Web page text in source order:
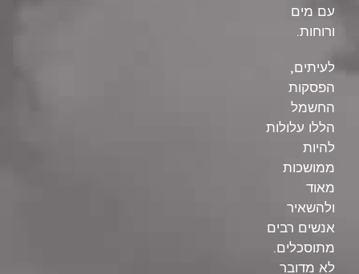
עם מים
ורוחות.
לעיתים,
הפסקות
החשמל
הללו עלולות
להיות
ממושכות
מאוד
ולהשאיר
אנשים רבים
מתוסכלים.
לא מדובר